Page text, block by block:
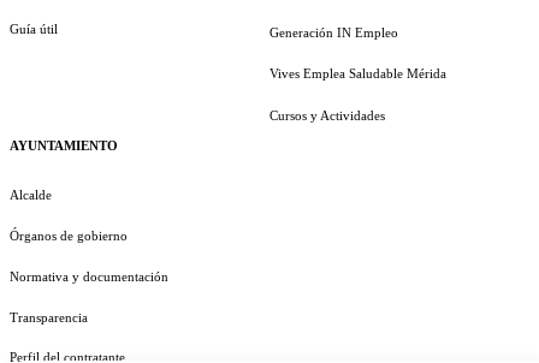
Guía útil
AYUNTAMIENTO
Alcalde
Órganos de gobierno
Normativa y documentación
Transparencia
Perfil del contratante
Generación IN Empleo
Vives Emplea Saludable Mérida
Cursos y Actividades